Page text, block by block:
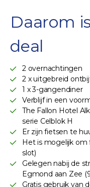
Daarom
deal
2 overnachtingen
2 x uitgebreid
1 x 3-gangendiner
Verblijf in een
The Fallon Hotel
serie Celblok H
Er zijn fietsen te
Het is mogelijk om
slot)
Gelegen nabij de
Egmond aan Zee
Gratis gebruik van